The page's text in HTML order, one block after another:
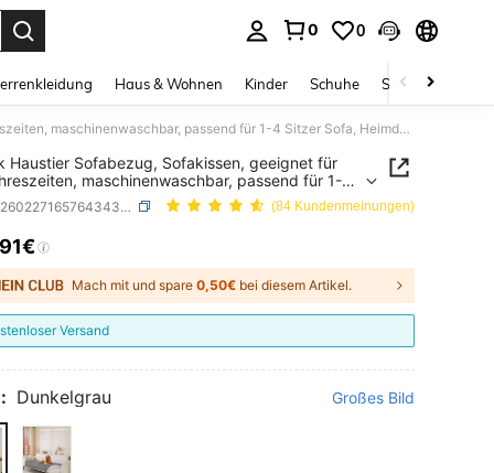
0 0
Haus & Wohnen Kinder Schuhe Schmuck &
1 Stück Haustier Sofabezug, Sofakissen, geeignet für alle Jahreszeiten, maschinenwaschbar, passend für 1-4 Sitzer Sofa, Heimdekoration für Wohnzimmer & Schlafzimmer
Haustier Sofabezug, Sofakissen, geeignet für
maschinenwaschbar, passend für 1-4
Heimdekoration für Wohnzimmer &
SKU: sp260227165764343328742 (84 Kundenmeinungen)
AND AVAILABILITY
Mach mit und spare 0,50€ bei diesem Artikel.
Versand
Dunkelgrau Großes Bild